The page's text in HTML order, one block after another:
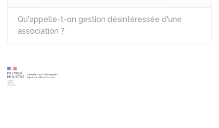
Qu'appelle-t-on gestion désintéressée d'une
association ?